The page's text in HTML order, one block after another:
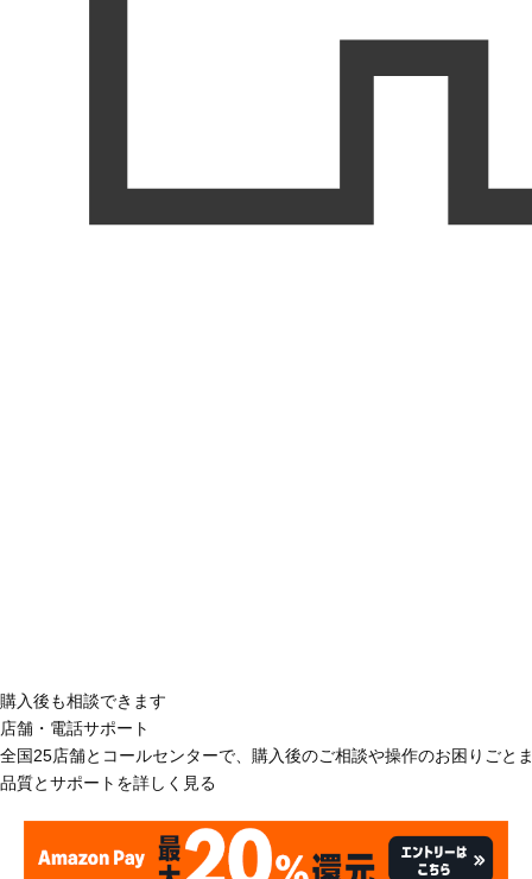
購入後も相談できます
店舗・電話サポート
全国25店舗とコールセンターで、購入後のご相談や操作のお困りごと
品質とサポートを詳しく見る